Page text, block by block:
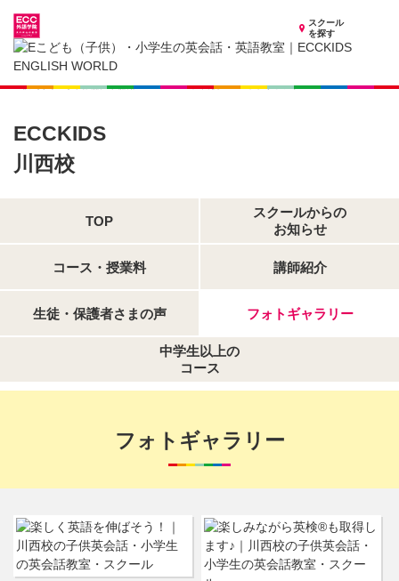
スクール
を探す
兵庫県の子供英会話・英語教室
子供（小学生）英会話・英語教室 ECCKIDS 川西校
フォトギャラリー
ECCKIDS
川西校
TOP
スクールからの
お知らせ
コース・授業料 講師紹介
生徒・保護者さまの声 フォトギャラリー
中学生以上の
コース
フォトギャラリー